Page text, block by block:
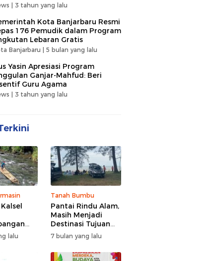
| 3 tahun yang lalu
Kota Banjarbaru Resmi
176 Pemudik dalam Program
Lebaran Gratis
Banjarbaru | 5 bulan yang lalu
Yasin Apresiasi Program
Ganjar-Mahfud: Beri
Guru Agama
| 3 tahun yang lalu
lalu
Tanah Bumbu
Pantai Rindu Alam,
Masih Menjadi
Destinasi Tujuan
Wisata di Tanah
Bumbu dengan
Rindangnya Pohon
7 bulan yang lalu